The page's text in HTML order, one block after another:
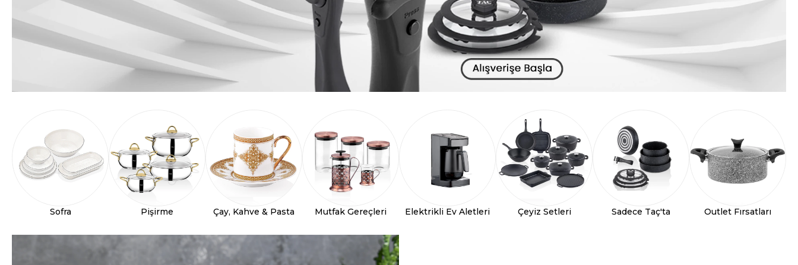
Sofra Pişirme Çay, Kahve & Pasta Mutfak Gereçleri Elektrikli Ev Aletleri Çeyiz Setleri Sadece Taç'ta Outlet Fırsatları